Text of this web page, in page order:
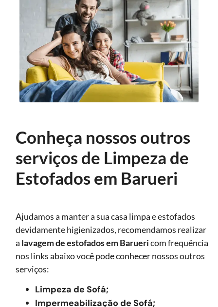
Conheça nossos outros
serviços de Limpeza de
Estofados em Barueri
Ajudamos a manter a sua casa limpa e estofados
devidamente higienizados, recomendamos realizar
a lavagem de estofadosem Baruericom frequência
nos links abaixo você pode conhecer nossos outros
serviços:
Limpeza de Sofá;
Impermeabilização de Sofá;